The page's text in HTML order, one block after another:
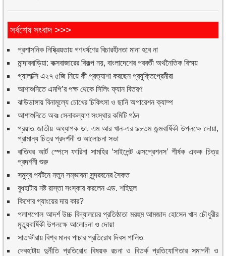
সর্বশেষ সংবাদ >>>
প্রশাসনিক নিষ্ক্রিয়তায় গণধর্ষণের বিচারহীনতা মানা হবে না
মান্দারবাড়িয়া: কক্সবাজারের বিকল্প নয়, বাংলাদেশের পরবর্তী অর্থনৈতিক বিস্ময়
গ্যালাক্সি এ২৭ ৫জি নিয়ে কী প্রত্যাশা করছেন প্রযুক্তিপ্রেমীরা
আশাশুনিতে এমপি’র পক্ষ থেকে সিলিং ফ্যান বিতরণ
ঝাউডাঙ্গায় বিনামূল্যে চোখের চিকিৎসা ও ছানি অপারেশন ক্যাম্প
আশাশুনিতে অবঃ সেনাকল্যাণ সংস্থার কমিটি গঠন
প্রয়াত জাতীয় অধ্যাপক ডা. এম আর খান-এর ৯৮তম জন্মবার্ষিকী উপলক্ষে দোয়া,
প্রামান্য চিত্র প্রদর্শনী ও আলোচনা সভা
বাতিঘর আর্ট স্পেসে ফারিনা সামহির ‘সাইলেন্ট এক্সপ্রেশনস’ শীর্ষক একক চিত্র
প্রদর্শনী শুরু
সমুদ্র পর্যটনে নতুন সম্ভাবনা সুন্দরবনের সৈকত
বুধহাটায় নষ্ট রাস্তা সংস্কার করলেন এড. শহিদুল
কিশোর গ্যাংয়ের দায় কার?
পলাশপোল আদর্শ উচ্চ বিদ্যালয়ের প্রতিষ্ঠাতা মরহুম আমজাদ হোসেন খান চৌধুরীর
মৃত্যুবার্ষিকী উপলক্ষে আলোচনা ও দোয়া
সাতক্ষীরায় বিশ্ব মানব পাচার প্রতিরোধ দিবস পালিত
দেবহাটায় দুর্নীতি প্রতিরোধ বিষয়ক রচনা ও বিতর্ক প্রতিযোগিতার সমাপনী ও